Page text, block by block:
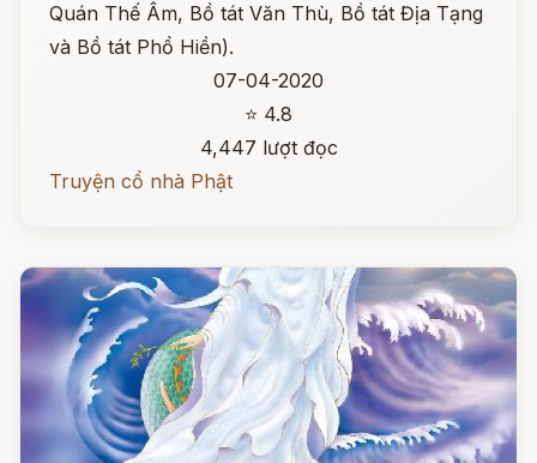
Quán Thế Âm, Bồ tát Văn Thù, Bồ tát Địa Tạng
và Bồ tát Phổ Hiền).
07-04-2020
⭐ 4.8
4,447 lượt đọc
Truyện cổ nhà Phật